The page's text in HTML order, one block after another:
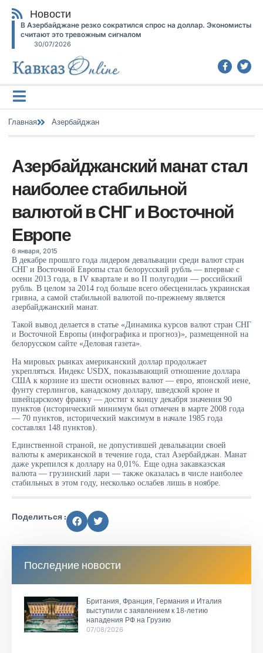
Новости
В Азербайджане резко сократился спрос на доллар. Экономисты
считают это тревожным сигналом
30/07/2026
Главная Азербайджан
Азербайджанский манат стал
наиболее стабильной
валютой в СНГ и Восточной
Европе
6 января, 2015
В декабре прошлго года лидером девальвации среди валют стран
СНГ и Восточной Европы стал белорусский рубль — впервые с
осени 2013 года, в IV квартале и во II полугодии — российский
рубль. В целом за 2014 год больше всего обесценилась украинская
гривна, а самой стабильной валютой по-прежнему является
азербайджанский манат.
Такой вывод делается в статье «Динамика курсов валют стран СНГ
и Восточной Европы (инфографика и прогноз)», размещенной на
белорусском сайте «Деловая газета».
На мировых рынках американский доллар продолжает
укрепляться. Индекс USDX, показывающий отношение доллара
США к корзине из шести основных валют — евро, японской иене,
фунту стерлингов, канадскому доллару, шведской кроне и
швейцарскому франку — достиг к концу декабря значения 90
пунктов (исторический минимум был отмечен в марте 2008 года
— 70 пунктов, исторический максимум в начале 1985 года
составлял 148 пунктов).
Единственной страной, не допустившей девальвации своей
валюты к американской в течение года, стал Азербайджан. Манат
даже укрепился к доллару на 0,01%. Еще одна закавказская
валюта — грузинский лари — также оказалась в числе наиболее
стабильных в этом году, несколько ослабев лишь в ноябре.
Поделиться :
Последние новости
Британия, Франция, Германия и Италия
выступили с заявлением к 18-летию
нападения РФ на Грузию
07/08/2026